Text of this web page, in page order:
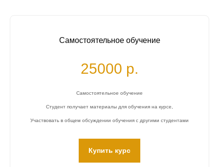
Самостоятельное обучение
25000 р.
Самостоятельное обучение
Студент получает материалы для обучения на курсе,
Участвовать в общем обсуждении обучения с другими студентами
Купить курс